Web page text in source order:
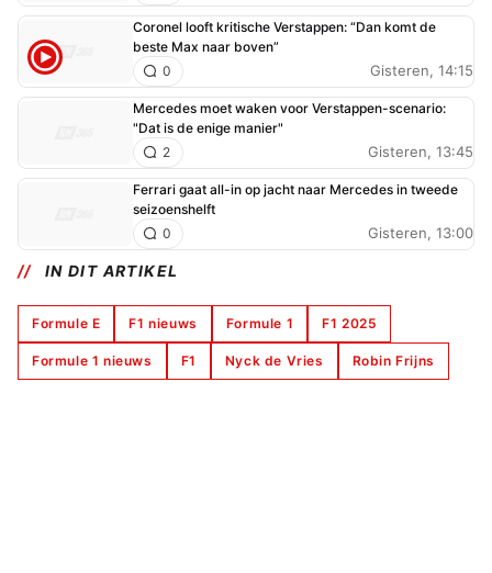
Coronel looft kritische Verstappen: “Dan komt de
beste Max naar boven”
Gisteren, 14:15
0
Mercedes moet waken voor Verstappen-scenario:
"Dat is de enige manier"
Gisteren, 13:45
2
Ferrari gaat all-in op jacht naar Mercedes in tweede
seizoenshelft
Gisteren, 13:00
0
IN DIT ARTIKEL
Formule E F1 nieuws Formule 1 F1 2025
Formule 1 nieuws F1 Nyck de Vries Robin Frijns